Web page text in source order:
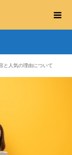
と人気の理由について